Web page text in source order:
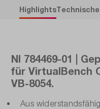
Highlights
NI 784469-01 |
für VirtualBench
VB-8054.
Aus